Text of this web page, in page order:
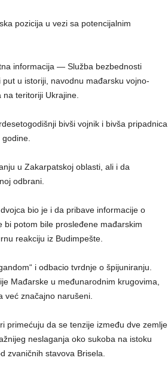
pozicija u vezi sa potencijalnim
informacija — Služba bezbednosti
u istoriji, navodnu mađarsku vojno-
teritoriji Ukrajine.
bivši vojnik i bivša pripadnica
u Zakarpatskoj oblasti, ali i da
odbrani.
bio je i da pribave informacije o
bi potom bile prosleđene mađarskim
reakciju iz Budimpešte.
i odbacio tvrdnje o špijuniranju.
Mađarske u međunarodnim krugovima,
već značajno narušeni.
primećuju da se tenzije između dve zemlje
neslaganja oko sukoba na istoku
zvaničnih stavova Brisela.